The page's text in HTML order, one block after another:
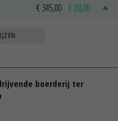
€ 345,00 € 20,00
boerderij ter